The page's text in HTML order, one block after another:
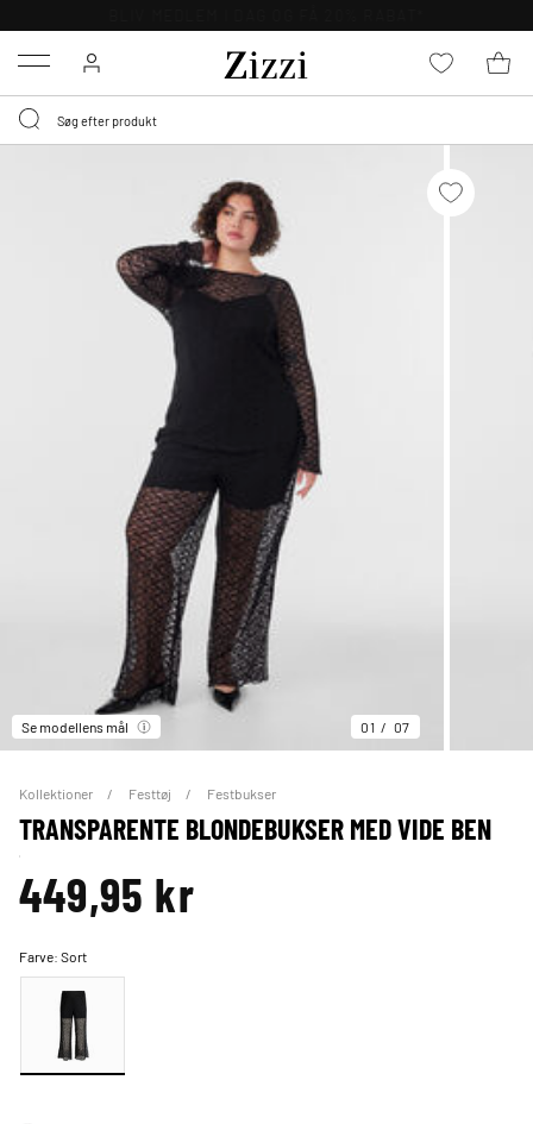
Menu
Se modellens mål 01 07
Kollektioner Festtøj Festbukser
TRANSPARENTE BLONDEBUKSER MED VIDE BEN
449,95 kr
Farve:Sort